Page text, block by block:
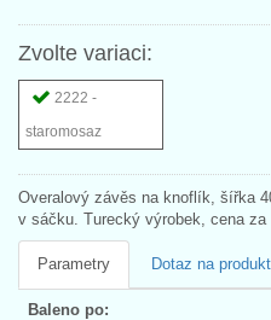
Zvolte variaci:
2222 -
staromosaz
Overalový závěs na knoflík, šířka
v sáčku. Turecký výrobek, cena za
Parametry Dotaz na produkt
Baleno po: